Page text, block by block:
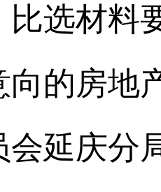
比选材料
向的房地
会延庆分